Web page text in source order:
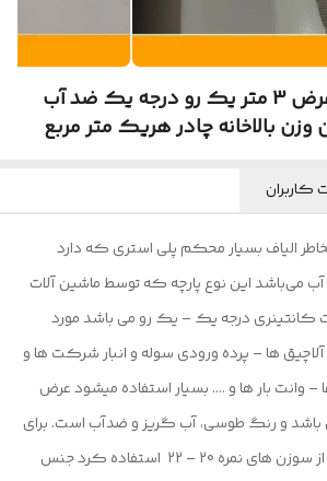
برزنت کانتینری عرض 3 متر یک رو درجه یک ضد آب
بالاخانه چادر هریک متر مربع
کاربران
الیاف بسیار محکم پلی استری که دارد
می‌باشد این نوع پارچه که توسط ماشین آلات
کانتینری درجه یک – یک رو می باشد مورد
ها – پرده ورودی سوله و انبار شرکت ها و
– وانت بار ها و …. بسیار استفاده میشود عرض
متر می باشد و رنگ طوسی، آب گریز و ضدآب است. برای
دوخت این پارچه میتوان از سوزن های نمره 20 – 22 استفاده کرد جنس